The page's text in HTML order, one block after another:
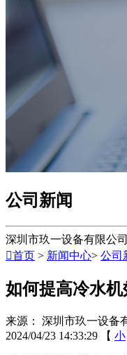
公司新闻
深圳市玖一设备有限公司
首页 > 新闻中心> 公司
如何提高冷水机
来源： 深圳市玖一设备
2024/04/23 14:33:29
【 小